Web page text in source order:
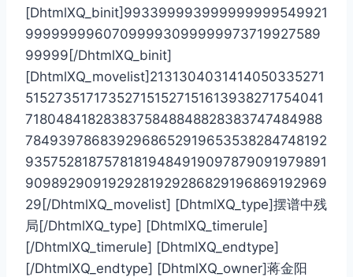
[DhtmlXQ_binit]993399993999999999549921
99999999607099993099999973719927589
99999[/DhtmlXQ_binit]
[DhtmlXQ_movelist]2131304031414050335271
515273517173527151527151613938271754041
7180484182838375848848828383747484988
7849397868392968652919653538284748192
93575281875781819484919097879091979891
9098929091929281929286829196869192969
29[/DhtmlXQ_movelist] [DhtmlXQ_type]摆谱中残
局[/DhtmlXQ_type] [DhtmlXQ_timerule]
[/DhtmlXQ_timerule] [DhtmlXQ_endtype]
[/DhtmlXQ_endtype] [DhtmlXQ_owner]蒋金阳